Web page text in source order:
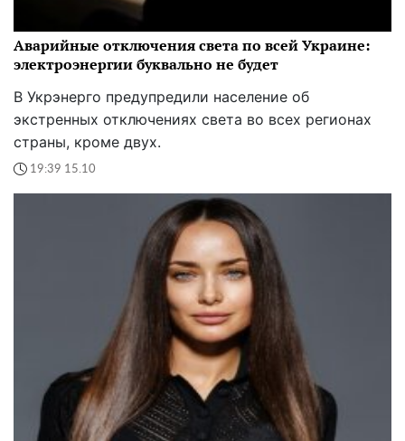
Аварийные отключения света по всей Украине:
электроэнергии буквально не будет
В Укрэнерго предупредили население об
экстренных отключениях света во всех регионах
страны, кроме двух.
19:39 15.10